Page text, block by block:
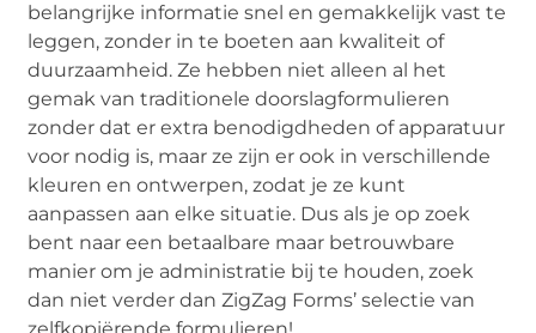
belangrijke informatie snel en gemakkelijk vast te
leggen, zonder in te boeten aan kwaliteit of
duurzaamheid. Ze hebben niet alleen al het
gemak van traditionele doorslagformulieren
zonder dat er extra benodigdheden of apparatuur
voor nodig is, maar ze zijn er ook in verschillende
kleuren en ontwerpen, zodat je ze kunt
aanpassen aan elke situatie. Dus als je op zoek
bent naar een betaalbare maar betrouwbare
manier om je administratie bij te houden, zoek
dan niet verder dan ZigZag Forms’ selectie van